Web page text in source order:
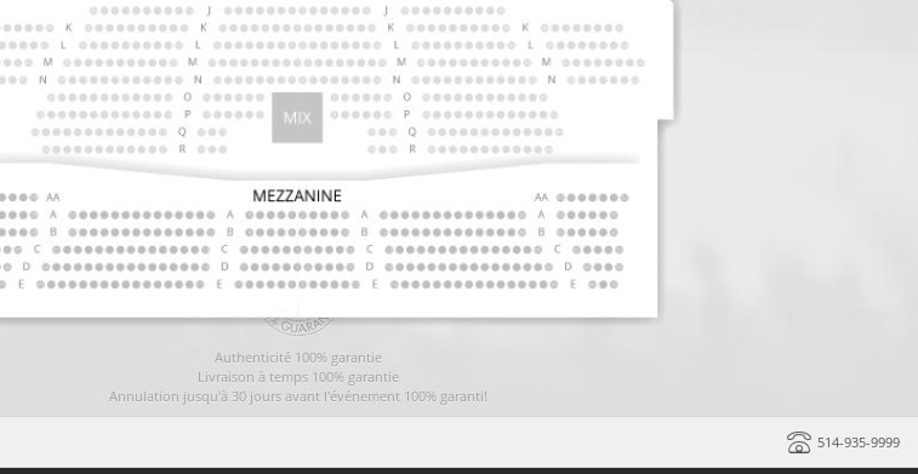
Authenticité 100% garantie
Livraison à temps 100% garantie
Annulation jusqu'à 30 jours avant l'événement 100% garanti!
514-935-9999